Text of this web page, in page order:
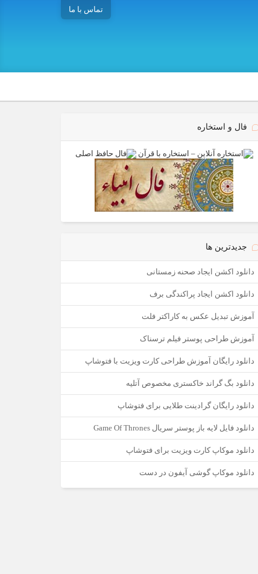
تماس با ما
فال و استخاره
جدیدترین ها
دانلود اکشن ایجاد صحنه زمستانی
دانلود اکشن ایجاد پراکندگی برف
آموزش تبدیل عکس به کاراکتر فلت
آموزش طراحی پوستر فیلم ترسناک
دانلود رایگان آموزش طراحی کارت ویزیت با فتوشاپ
دانلود بگ گراند خاکستری مخصوص آتلیه
دانلود رایگان گرادینت طلایی برای فتوشاپ
دانلود فایل لایه باز پوستر سریال Game Of Thrones
دانلود موکاپ کارت ویزیت برای فتوشاپ
دانلود موکاپ گوشی آیفون در دست